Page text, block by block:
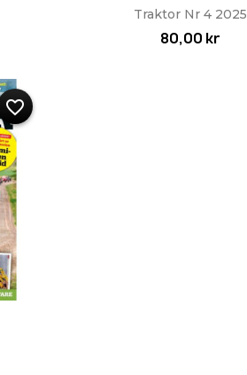
Snabbvy
Traktor Nr 4 2025
80,00 kr
favorite_border